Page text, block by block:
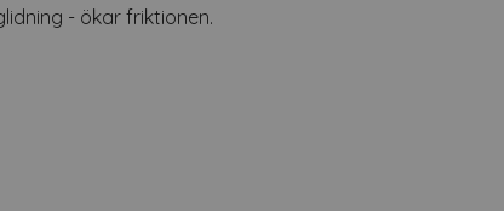
- ökar friktionen.